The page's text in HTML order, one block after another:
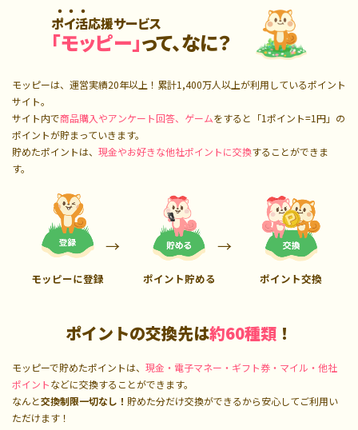
ポイ活応援サービス
「モッピー」って、なに？
モッピーは、運営実績20年以上！累計1,400万人以上が利用しているポイント
サイト。
サイト内で商品購入やアンケート回答、ゲームをすると「1ポイント=1円」の
ポイントが貯まっていきます。
貯めたポイントは、 現金やお好きな他社ポイントに交換することができま
す。
モッピーに登録 ポイント貯める ポイント交換
ポイントの交換先は約60種類 ！
モッピーで貯めたポイントは、 現金・電子マネー・ギフト券・マイル・他社
ポイントなどに交換することができます。
なんと交換制限一切なし！ 貯めた分だけ交換ができるから安心してご利用い
ただけます！